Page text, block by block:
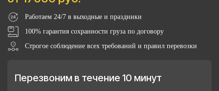
Работаем 24/7 в выходные и праздники
100% гарантия сохранности груза по договору
Строгое соблюдение всех требований и правил перевозки
Перезвоним в течение 10 минут